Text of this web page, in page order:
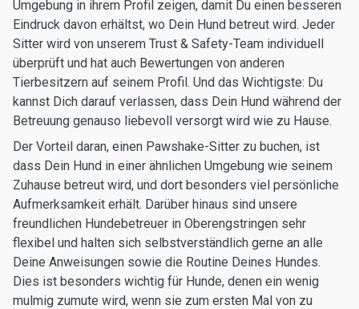
Umgebung in ihrem Profil zeigen, damit Du einen besseren
Eindruck davon erhältst, wo Dein Hund betreut wird. Jeder
Sitter wird von unserem Trust & Safety-Team individuell
überprüft und hat auch Bewertungen von anderen
Tierbesitzern auf seinem Profil. Und das Wichtigste: Du
kannst Dich darauf verlassen, dass Dein Hund während der
Betreuung genauso liebevoll versorgt wird wie zu Hause.
Der Vorteil daran, einen Pawshake-Sitter zu buchen, ist
dass Dein Hund in einer ähnlichen Umgebung wie seinem
Zuhause betreut wird, und dort besonders viel persönliche
Aufmerksamkeit erhält. Darüber hinaus sind unsere
freundlichen Hundebetreuer in Oberengstringen sehr
flexibel und halten sich selbstverständlich gerne an alle
Deine Anweisungen sowie die Routine Deines Hundes.
Dies ist besonders wichtig für Hunde, denen ein wenig
mulmig zumute wird, wenn sie zum ersten Mal von zu